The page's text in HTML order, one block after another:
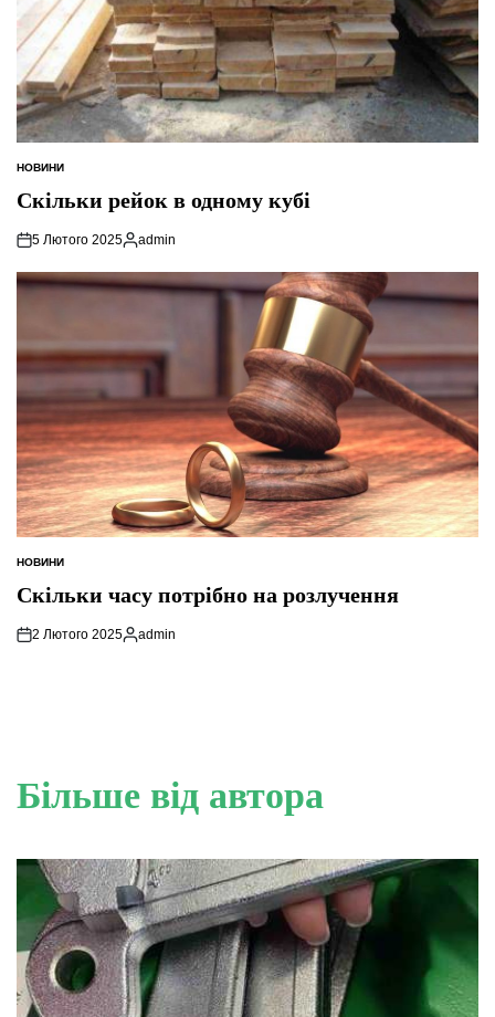
ОПУБЛІКУВАТИ
НОВИНИ
Скільки рейок в одному кубі
5 Лютого 2025
Опубліковано
admin
ОПУБЛІКУВАТИ
НОВИНИ
Скільки часу потрібно на розлучення
2 Лютого 2025
Опубліковано
admin
Більше від автора